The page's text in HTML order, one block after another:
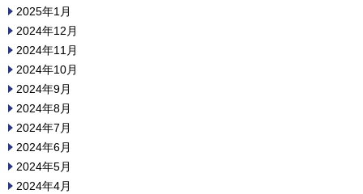
2025年1月
2024年12月
2024年11月
2024年10月
2024年9月
2024年8月
2024年7月
2024年6月
2024年5月
2024年4月